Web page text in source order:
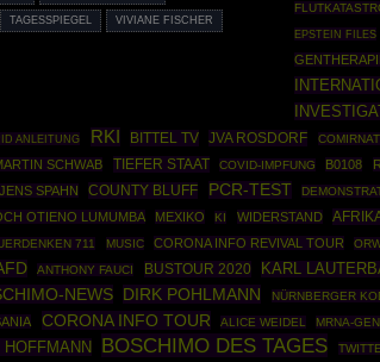
TAGESSPIEGEL VIVIANE FISCHER
EPSTEIN FILES
ANLEITUNG RKI BITTEL TV JVA ROSDORF
SCHWAB TIEFER STAAT COVID-IMPFUNG B0108
JENS SPAHN COUNTY BLUFF PCR-TEST
OTIENO LUMUMBA MEXIKO KI WIDERSTAND
711 MUSIC CORONA INFO REVIVAL TOUR
ANTHONY FAUCI BUSTOUR 2020 KARL
NEWS DIRK POHLMANN NÜRNBERGER
CORONA INFO TOUR ALICE WEIDEL MRNA-
BOSCHIMO DES TAGES